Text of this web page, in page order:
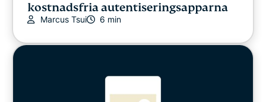
kostnadsfria autentiseringsapparna
Marcus Tsui 6 min